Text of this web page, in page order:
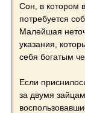
Сон, в котором
потребуется
Малейшая
указания,
себя богатым
Если
за двумя